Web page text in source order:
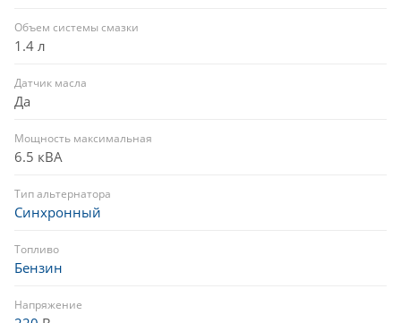
Объем системы смазки
1.4 л
Датчик масла
Да
Мощность максимальная
6.5 кВА
Тип альтернатора
Синхронный
Топливо
Бензин
Напряжение